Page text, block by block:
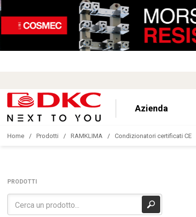
Azienda
Home Prodotti RAMKLIMA Condizionatori certificati CE
PRODOTTI